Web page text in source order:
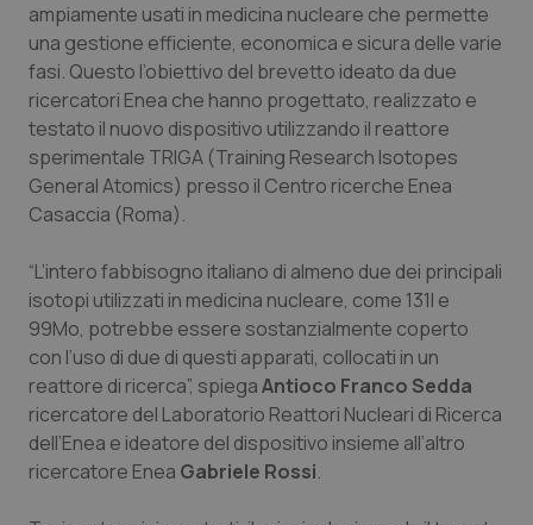
Calabria
Campania
Emilia-Romagna
Friuli Venezia Giulia
Lazio
Liguria
Lombardia
Marche
Asma & BPCO
Car-T
Colesterolo & coronaropatie
Dermatite Atopica
Diabete & glucometri
Disturbi dell’umore
Dolore
Donna & Salute
ampiamente usati in medicina nucleare che permette
una gestione efficiente, economica e sicura delle varie
fasi. Questo l’obiettivo del brevetto ideato da due
ricercatori Enea che hanno progettato, realizzato e
testato il nuovo dispositivo utilizzando il reattore
sperimentale TRIGA (Training Research Isotopes
General Atomics) presso il Centro ricerche Enea
Casaccia (Roma).
“L’intero fabbisogno italiano di almeno due dei principali
isotopi utilizzati in medicina nucleare, come 131I e
99Mo, potrebbe essere sostanzialmente coperto
con l’uso di due di questi apparati, collocati in un
reattore di ricerca”, spiegaAntioco Franco Sedda
ricercatore del Laboratorio Reattori Nucleari di Ricerca
dell’Enea e ideatore del dispositivo insieme all’altro
ricercatore Enea Gabriele Rossi.